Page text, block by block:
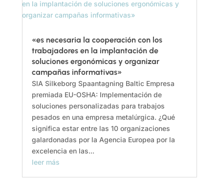
«es necesaria la cooperación con los
trabajadores en la implantación de
soluciones ergonómicas y organizar
campañas informativas»
SIA Silkeborg Spaantagning Baltic Empresa
premiada EU-OSHA: Implementación de
soluciones personalizadas para trabajos
pesados en una empresa metalúrgica. ¿Qué
significa estar entre las 10 organizaciones
galardonadas por la Agencia Europea por la
excelencia en las...
leer más